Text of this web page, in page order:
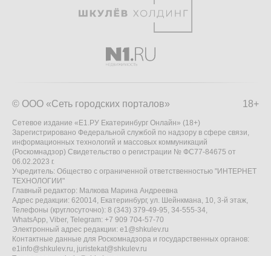
18+
© ООО «Сеть городских порталов»
Сетевое издание «Е1.РУ Екатеринбург Онлайн» (18+)
Зарегистрировано Федеральной службой по надзору в сфере связи,
информационных технологий и массовых коммуникаций
(Роскомнадзор) Свидетельство о регистрации № ФС77-84675 от
06.02.2023 г.
Учредитель: Общество с ограниченной ответственностью "ИНТЕРНЕТ
ТЕХНОЛОГИИ"
Главный редактор: Малкова Марина Андреевна
Адрес редакции: 620014, Екатеринбург, ул. Шейнкмана, 10, 3-й этаж,
Телефоны (круглосуточно): 8 (343) 379-49-95, 34-555-34,
WhatsApp, Viber, Telegram: +7 909 704-57-70
Электронный адрес редакции: e1@shkulev.ru
Контактные данные для Роскомнадзора и государственных органов:
e1info@shkulev.ru, juristekat@shkulev.ru